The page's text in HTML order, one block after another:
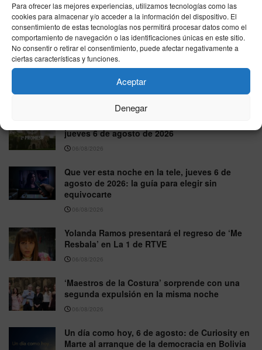
Para ofrecer las mejores experiencias, utilizamos tecnologías como las
cookies para almacenar y/o acceder a la información del dispositivo. El
consentimiento de estas tecnologías nos permitirá procesar datos como el
comportamiento de navegación o las identificaciones únicas en este sitio.
No consentir o retirar el consentimiento, puede afectar negativamente a
ciertas características y funciones.
Aceptar
Denegar
Valle Salvaje: avance del capítulo de hoy, jueves 6 de
jueves 6 de agosto de 2026
06/08/2026
Que ver esta noche en la tele, jueves 6 de
agosto de 2026: la guía para elegir sin
equivocarte
06/08/2026
Yolanda Ramos presentará el regreso de ‘Me
Resbala’ en La 1 de RTVE
06/08/2026
‘Maestros de la Costura’ sorprende con una
segunda expulsión en la misma noche
06/08/2026
Un día como hoy, 6 de agosto: de Curiosity en
Marte al arranque de la democracia en Bolivia